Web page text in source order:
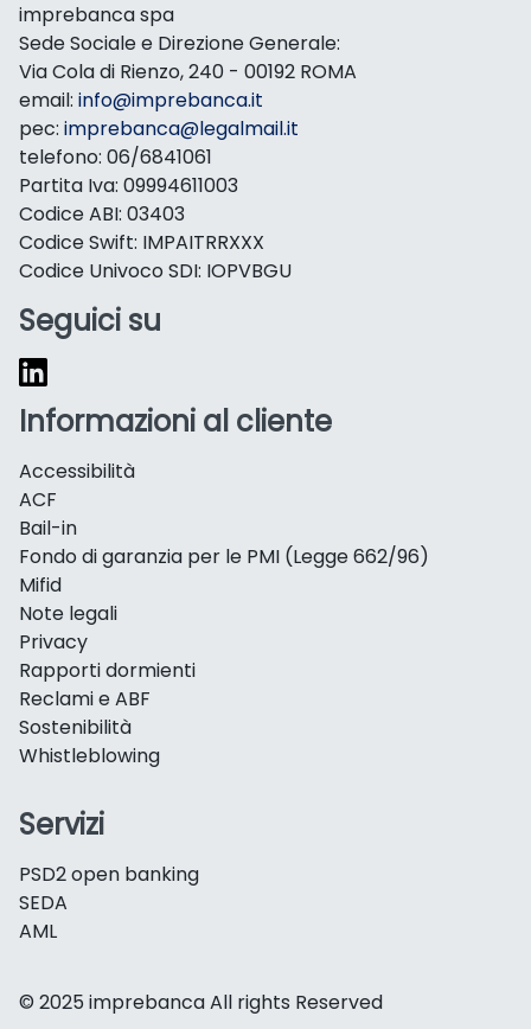
imprebanca spa
Sede Sociale e Direzione Generale:
Via Cola di Rienzo, 240 - 00192 ROMA
email: info@imprebanca.it
pec: imprebanca@legalmail.it
telefono: 06/6841061
Partita Iva: 09994611003
Codice ABI: 03403
Codice Swift: IMPAITRRXXX
Codice Univoco SDI: IOPVBGU
Seguici su
Informazioni al cliente
Accessibilità
ACF
Bail-in
Fondo di garanzia per le PMI (Legge 662/96)
Mifid
Note legali
Privacy
Rapporti dormienti
Reclami e ABF
Sostenibilità
Whistleblowing
Servizi
PSD2 open banking
SEDA
AML
© 2025 imprebanca All rights Reserved